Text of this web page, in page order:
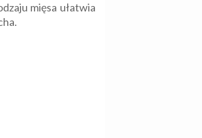
mięsa ułatwia